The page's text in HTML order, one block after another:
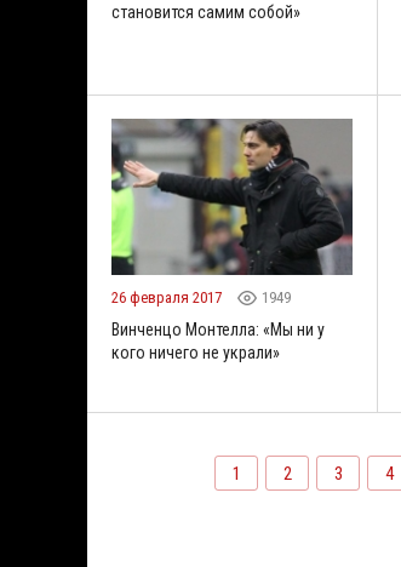
становится самим собой»
26 февраля 2017 1949
Винченцо Монтелла: «Мы ни у
кого ничего не украли»
1 2 3 4